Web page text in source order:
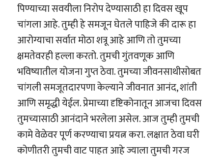
पिण्याच्या सवयीला निरोप देण्यासाठी हा दिवस खूप
चांगला आहे. तुम्ही हे समजून घेतले पाहिजे की दारू हा
आरोग्याचा सर्वात मोठा शत्रू आहे आणि तो तुमच्या
क्षमतेवरही हल्ला करतो. तुमची गुंतवणूक आणि
भविष्यातील योजना गुप्त ठेवा. तुमच्या जीवनसाथीसोबत
चांगली समजूतदारपणा केल्याने जीवनात आनंद, शांती
आणि समृद्धी येईल. प्रेमाच्या दृष्टिकोनातून आजचा दिवस
तुमच्यासाठी आनंदाने भरलेला असेल. आज तुम्ही तुमची
कामे वेळेवर पूर्ण करण्याचा प्रयत्न करा. लक्षात ठेवा घरी
कोणीतरी तुमची वाट पाहत आहे ज्याला तुमची गरज